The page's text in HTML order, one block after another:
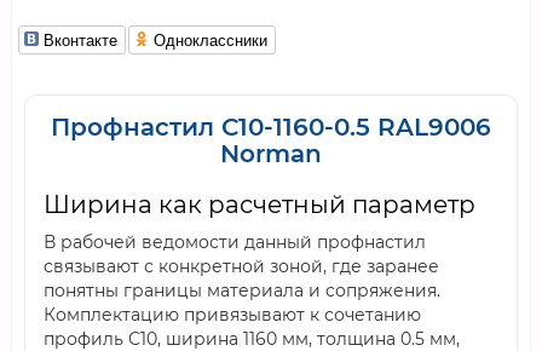
Вконтакте Одноклассники
Профнастил С10-1160-0.5 RAL9006
Norman
Ширина как расчетный параметр
В рабочей ведомости данный профнастил
связывают с конкретной зоной, где заранее
понятны границы материала и сопряжения.
Комплектацию привязывают к сочетанию
профиль С10, ширина 1160 мм, толщина 0.5 мм,